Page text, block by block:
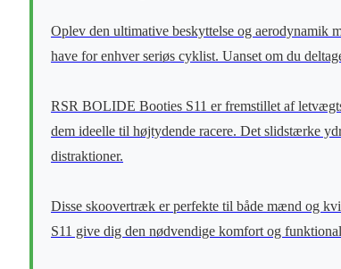
Oplev den ultimative beskyttelse og aerodynamik
have for enhver seriøs cyklist. Uanset om du
RSR BOLIDE Booties S11 er fremstillet af
dem ideelle til højtydende racere. Det slidstærke
distraktioner.
Disse skoovertræk er perfekte til både mænd og
S11 give dig den nødvendige komfort og